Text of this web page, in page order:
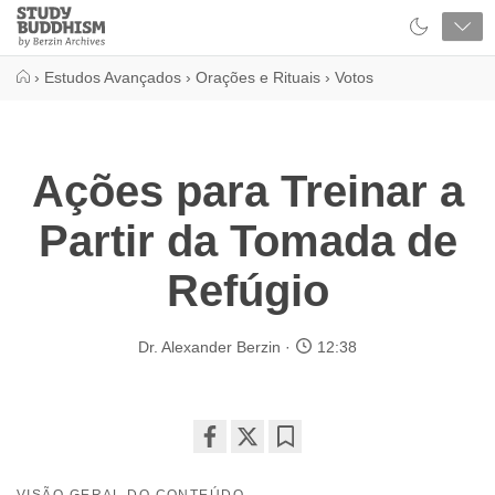
Close
Study
Buddhism
› Estudos Avançados › Orações e Rituais › Votos
Ações para Treinar a
Partir da Tomada de
Refúgio
Dr. Alexander Berzin 12:38
on